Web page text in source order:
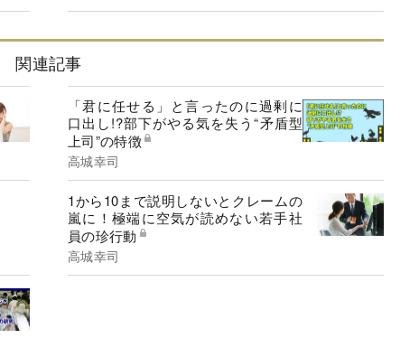
関連記事
「君に任せる」と言ったのに過剰に
口出し!?部下がやる気を失う“矛盾型
上司”の特徴
高城幸司
1から10まで説明しないとクレームの
嵐に！極端に空気が読めない若手社
員の珍行動
高城幸司